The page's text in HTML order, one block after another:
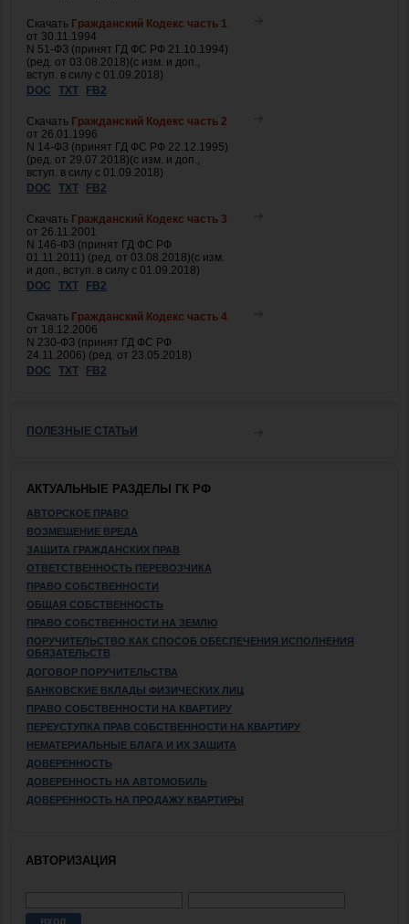
Скачать Гражданский Кодекс часть 1
от 30.11.1994
N 51-ФЗ (принят ГД ФС РФ 21.10.1994)
(ред. от 03.08.2018)(с изм. и доп.,
вступ. в силу с 01.09.2018)
DOC
TXT FB2
Скачать Гражданский Кодекс часть 2
от 26.01.1996
N 14-ФЗ (принят ГД ФС РФ 22.12.1995)
(ред. от 29.07.2018)(с изм. и доп.,
вступ. в силу с 01.09.2018)
DOC
TXT FB2
Скачать Гражданский Кодекс часть 3
от 26.11.2001
N 146-ФЗ (принят ГД ФС РФ
01.11.2011) (ред. от 03.08.2018)(с изм.
и доп., вступ. в силу с 01.09.2018)
DOC
TXT FB2
Скачать Гражданский Кодекс часть 4
от 18.12.2006
N 230-ФЗ (принят ГД ФС РФ
24.11.2006) (ред. от 23.05.2018)
DOC
TXT FB2
ПОЛЕЗНЫЕ СТАТЬИ
АКТУАЛЬНЫЕ РАЗДЕЛЫ ГК РФ
АВТОРСКОЕ ПРАВО
ВОЗМЕЩЕНИЕ ВРЕДА
ЗАЩИТА ГРАЖДАНСКИХ ПРАВ
ОТВЕТСТВЕННОСТЬ ПЕРЕВОЗЧИКА
ПРАВО СОБСТВЕННОСТИ
ОБЩАЯ СОБСТВЕННОСТЬ
ПРАВО СОБСТВЕННОСТИ НА ЗЕМЛЮ
ПОРУЧИТЕЛЬСТВО КАК СПОСОБ ОБЕСПЕЧЕНИЯ ИСПОЛНЕНИЯ
ОБЯЗАТЕЛЬСТВ
ДОГОВОР ПОРУЧИТЕЛЬСТВА
БАНКОВСКИЕ ВКЛАДЫ ФИЗИЧЕСКИХ ЛИЦ
ПРАВО СОБСТВЕННОСТИ НА КВАРТИРУ
ПЕРЕУСТУПКА ПРАВ СОБСТВЕННОСТИ НА КВАРТИРУ
НЕМАТЕРИАЛЬНЫЕ БЛАГА И ИХ ЗАЩИТА
ДОВЕРЕННОСТЬ
ДОВЕРЕННОСТЬ НА АВТОМОБИЛЬ
ДОВЕРЕННОСТЬ НА ПРОДАЖУ КВАРТИРЫ
АВТОРИЗАЦИЯ